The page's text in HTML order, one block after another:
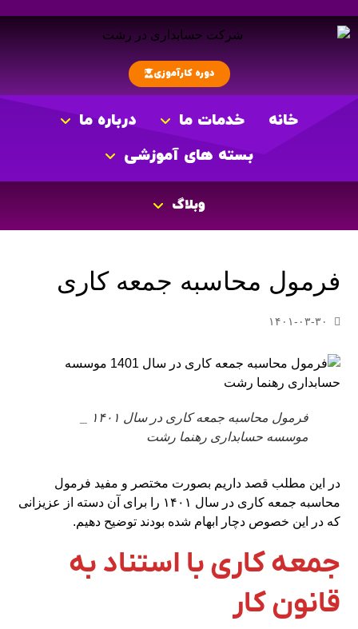
دوره کارآموزی
خانه خدمات ما
درباره ما
بسته های آموزشی
وبلاگ
فرمول محاسبه جمعه کاری
۱۴۰۱-۰۳-۳۰
موسسه حسابداری رهنما رشت
در این مطلب قصد داریم بصورت مختصر و مفید فرمول
محاسبه جمعه کاری در سال ۱۴۰۱ را برای آن دسته از عزیزانی
که در این خصوص دچار ابهام شده بودند توضیح دهیم.
جمعه کاریبا استناد به
قانون کار